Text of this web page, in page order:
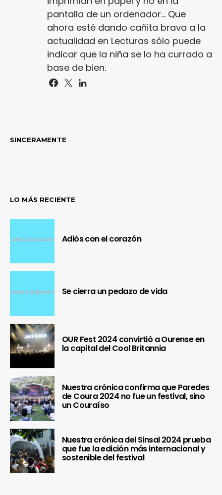
pantalla de un ordenador... Que
ahora esté dando cañita brava a la
actualidad en Lecturas sólo puede
indicar que la niña se lo ha currado a
base de bien.
SINCERAMENTE
LO MÁS RECIENTE
Adiós con el corazón
Se cierra un pedazo de vida
OUR Fest 2024 convirtió a Ourense en
la capital del Cool Britannia
Nuestra crónica confirma que Paredes
de Coura 2024 no fue un festival, sino
un Couraíso
Nuestra crónica del Sinsal 2024 prueba
que fue la edición más internacional y
sostenible del festival